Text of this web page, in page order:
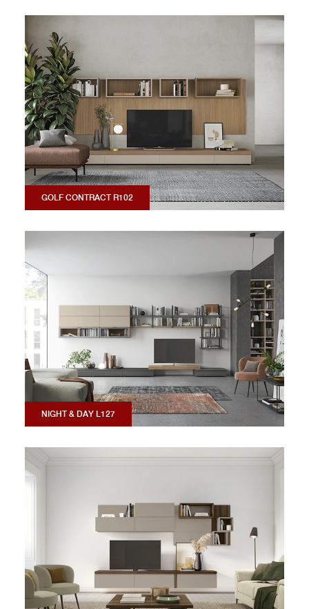
GOLF CONTRACT R102
NIGHT & DAY L127